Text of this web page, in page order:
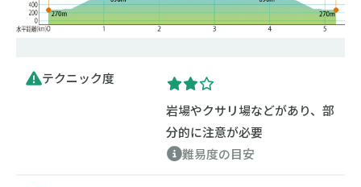
テクニック度
岩場やクサリ場などがあり、部
分的に注意が必要
難易度の目安